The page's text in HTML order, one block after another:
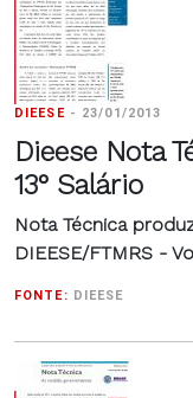
DIEESE- 23/01/2013
Dieese Nota
13° Salário
Nota Técnica
DIEESE/FTMRS -
FONTE: DIEESE